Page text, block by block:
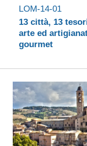
LOM-14-01
13 città, 13
arte ed
gourmet